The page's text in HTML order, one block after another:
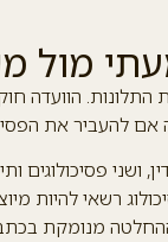
מול
הוועדה
אם להעביר את
פסיכולוגים
רשאי להיות
מנומקת